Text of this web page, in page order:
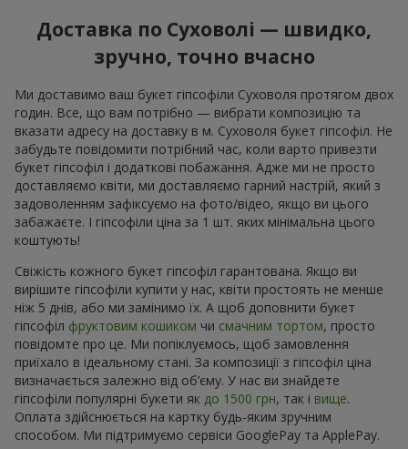
Доставка по Суховолі — швидко,
зручно, точно вчасно
Ми доставимо ваш букет гіпсофіли Суховоля протягом двох
годин. Все, що вам потрібно — вибрати композицію та
вказати адресу на доставку в м. Суховоля букет гіпсофіл. Не
забудьте повідомити потрібний час, коли варто привезти
букет гіпсофіл і додаткові побажання. Адже ми не просто
доставляємо квіти, ми доставляємо гарний настрій, який з
задоволенням зафіксуємо на фото/відео, якщо ви цього
забажаєте. І гіпсофіли ціна за 1 шт. яких мінімальна цього
коштують!
Свіжість кожного букет гіпсофіл гарантована. Якщо ви
вирішите гіпсофіли купити у нас, квіти простоять не менше
ніж 5 днів, або ми замінимо їх. А щоб доповнити букет
гіпсофіл фруктовим кошиком чи смачним тортом, просто
повідомте про це. Ми попіклуємось, щоб замовлення
приїхало в ідеальному стані. За композиції з гіпсофіл ціна
визначається залежно від об’єму. У нас ви знайдете
гіпсофіли популярні букети як до 1500 грн, так і вище.
Оплата здійснюється на картку будь-яким зручним
способом. Ми підтримуємо сервіси GooglePay та ApplePay.